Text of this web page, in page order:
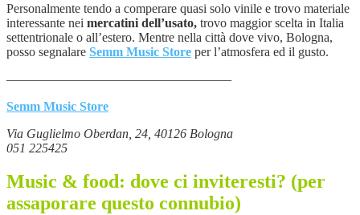
Personalmente tendo a comperare quasi solo vinile e trovo materiale
interessante nei mercatini dell’usato, trovo maggior scelta in Italia
settentrionale o all’estero. Mentre nella città dove vivo, Bologna,
posso segnalare Semm Music Store per l’atmosfera ed il gusto.
—————————————————–
Semm Music Store
Via Guglielmo Oberdan, 24, 40126 Bologna
051 225425
Music & food: dove ci inviteresti? (per
assaporare questo connubio)